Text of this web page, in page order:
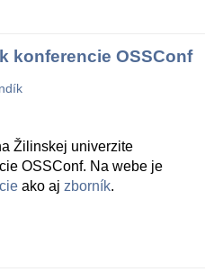
konferencie OSSConf
Žilinskej univerzite
OSSConf. Na webe je
ako aj zborník.